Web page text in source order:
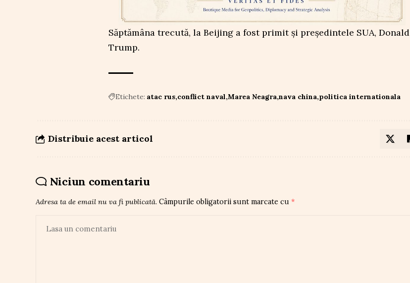
Săptămâna trecută, la Beijing a fost primit și președintele SUA, Donald
Trump.
Etichete: atac rus conflict naval Marea Neagra nava china politica internationala
Distribuie acest articol
Niciun comentariu
Adresa ta de email nu va fi publicată. Câmpurile obligatorii sunt marcate cu *